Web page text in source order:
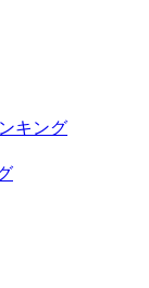
キング